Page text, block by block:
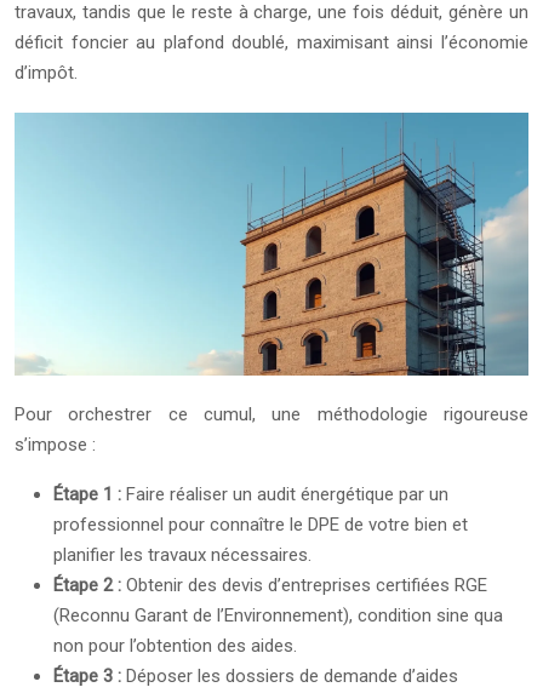
travaux, tandis que le reste à charge, une fois déduit, génère un
déficit foncier au plafond doublé, maximisant ainsi l’économie
d’impôt.
Pour orchestrer ce cumul, une méthodologie rigoureuse
s’impose :
Étape 1 : Faire réaliser un audit énergétique par un
professionnel pour connaître le DPE de votre bien et
planifier les travaux nécessaires.
Étape 2 : Obtenir des devis d’entreprises certifiées RGE
(Reconnu Garant de l’Environnement), condition sine qua
non pour l’obtention des aides.
Étape 3 : Déposer les dossiers de demande d’aides